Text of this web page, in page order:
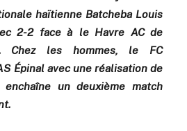
haïtienne Batcheba Louis
2-2 face à le Havre AC de
Chez les hommes, le FC
Épinal avec une réalisation de
un deuxième match